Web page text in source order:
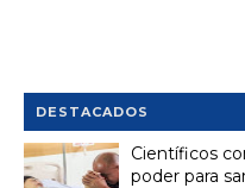
DESTACADOS
Científicos
poder para